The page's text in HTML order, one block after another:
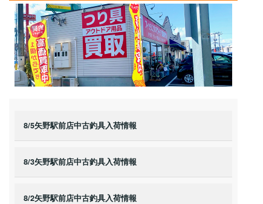
8/5矢野駅前店中古釣具入荷情報
8/3矢野駅前店中古釣具入荷情報
8/2矢野駅前店中古釣具入荷情報